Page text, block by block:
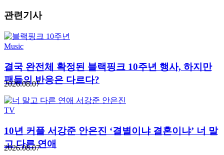
관련기사
Music
결국 완전체 확정된 블랙핑크 10주년 행사, 하지만
팬들의 반응은 다르다?
2026.08.07
TV
10년 커플 서강준 안은진 ‘결별이냐 결혼이냐’ 너 말
고 다른 연애
2026.08.07